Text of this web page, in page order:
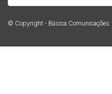
© Copyright - Básica Comunicações